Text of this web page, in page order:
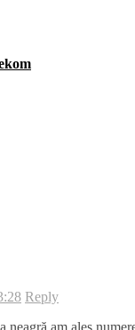
Reply
neagră am ales